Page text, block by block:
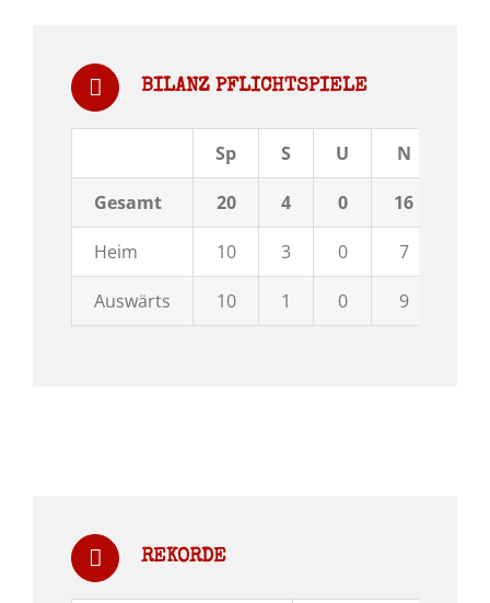
BILANZ PFLICHTSPIELE
Sp S U N
Gesamt 20 4 0 16
Heim 10 3 0 7
Auswärts 10 1 0 9
REKORDE